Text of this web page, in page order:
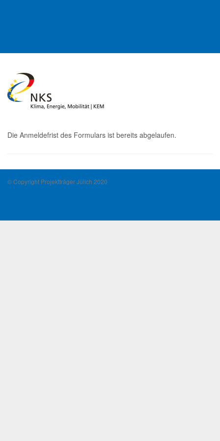
Die Anmeldefrist des Formulars ist bereits abgelaufen.
© Copyright Projektträger Jülich 2020